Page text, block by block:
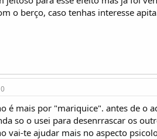
o berço, caso tenhas interesse
é mais por "mariquice". antes de o
so o usei para desenrrascar os
vai-te ajudar mais no aspecto